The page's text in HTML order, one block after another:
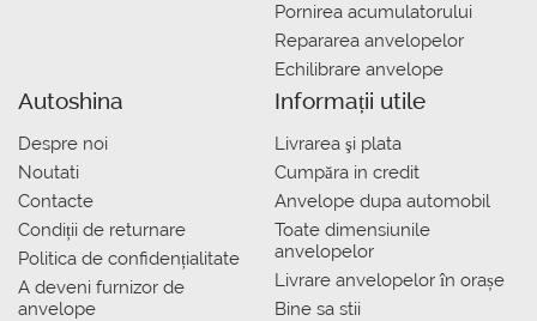
Pornirea acumulatorului
Repararea anvelopelor
Echilibrare anvelope
Autoshina
Despre noi
Noutati
Contacte
Condiții de returnare
Politica de confidențialitate
A deveni furnizor de
anvelope
Informații utile
Livrarea şi plata
Сumpăra in credit
Anvelope dupa automobil
Toate dimensiunile
anvelopelor
Livrare anvelopelor în orașe
Bine sa stii